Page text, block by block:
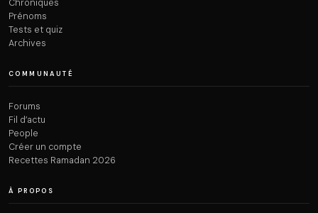
Chroniques
Prénoms
Tests et quiz
Archives
COMMUNAUTÉ
Forums
Fil d’actu
People
Créer un compte
Recettes Ramadan 2026
À PROPOS